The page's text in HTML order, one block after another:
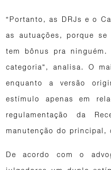
“Portanto, as DRJs e o
as autuações, porque se
tem bônus pra
categoria”, analisa. O
enquanto a versão
estímulo apenas em
regulamentação da
manutenção do principal,
De acordo com o